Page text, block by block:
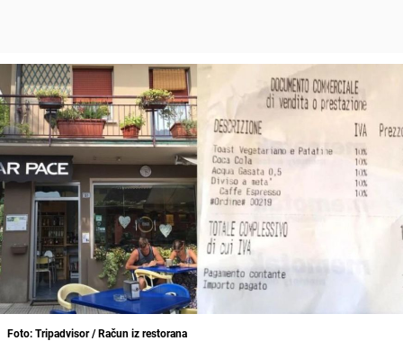
Foto: Tripadvisor / Račun iz restorana